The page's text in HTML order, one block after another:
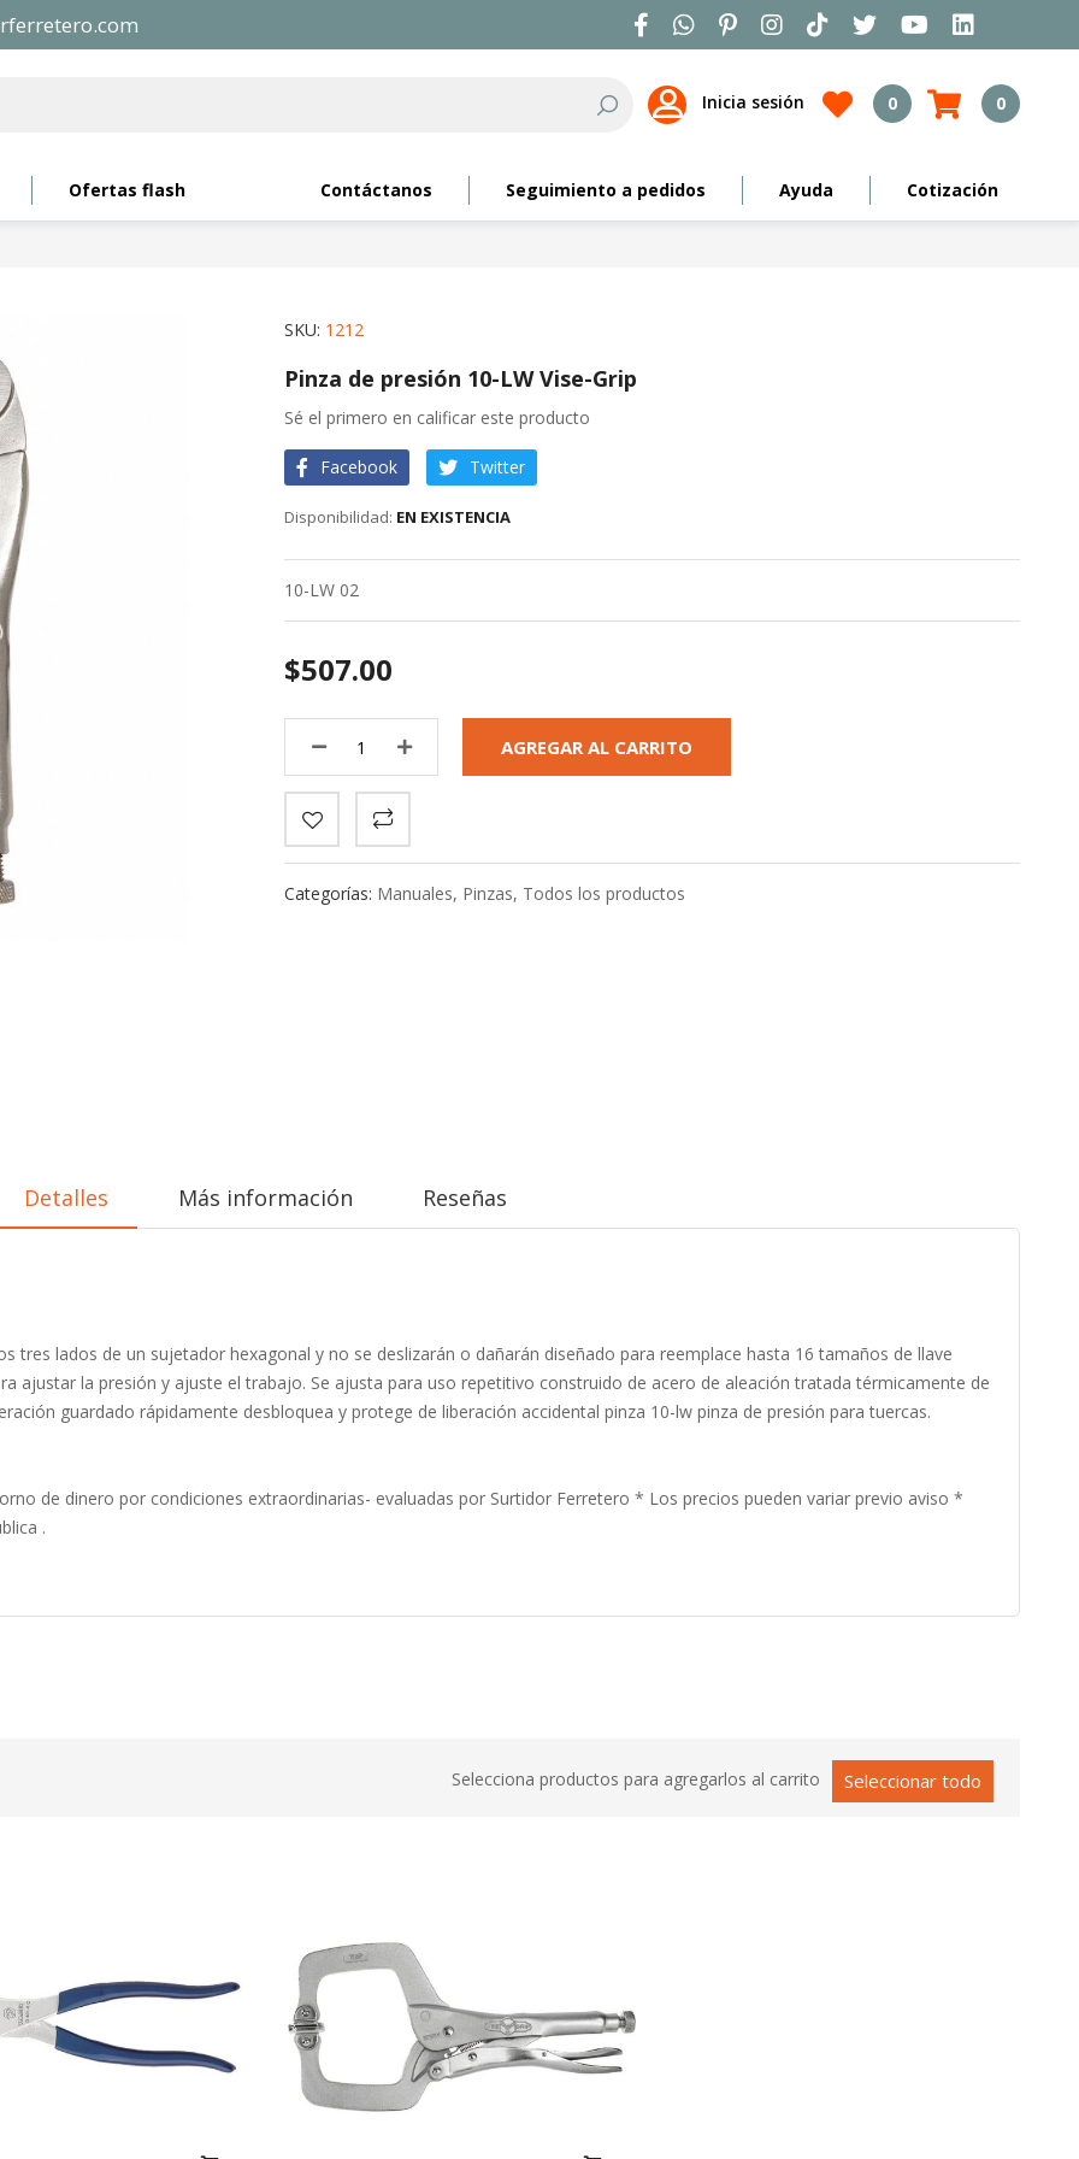
Search
Inicia sesión 0 0
Ofertas flash Contáctanos Seguimiento a pedidos Ayuda Cotización
SKU 1212
Pinza de presión 10-LW Vise-Grip
Sé el primero en calificar este producto
Facebook Twitter
EN EXISTENCIA
10-LW 02
$507.00
AGREGAR AL CARRITO
Categorías: Manuales, Pinzas, Todos los productos
Detalles
tres lados de un sujetador hexagonal y no se deslizarán o dañarán diseñado para reemplace hasta 16 tamaños de llave
ajustar la presión y ajuste el trabajo. Se ajusta para uso repetitivo construido de acero de aleación tratada térmicamente de
guardado rápidamente desbloquea y protege de liberación accidental pinza 10-lw pinza de presión para tuercas.
de dinero por condiciones extraordinarias- evaluadas por Surtidor Ferretero * Los precios pueden variar previo aviso *
.
Más información Reseñas
Selecciona productos para agregarlos al carrito Seleccionar todo